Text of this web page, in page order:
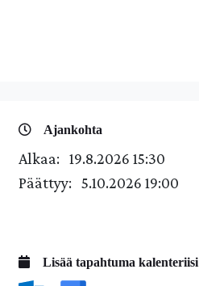
Ajankohta
Alkaa: 19.8.2026 15:30
Päättyy: 5.10.2026 19:00
Lisää tapahtuma kalenteriisi